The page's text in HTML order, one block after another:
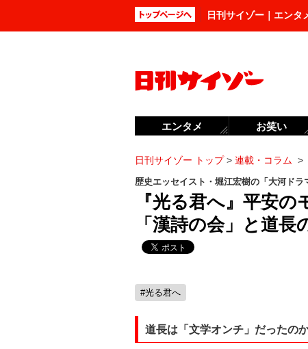
日刊サイゾー｜エンタ
日刊サイゾー トップ> 連載・コラム >
歴史エッセイスト・堀江宏樹の「大河ドラ
『光る君へ』平安
「漢詩の会」と道長
#光る君へ
道長は「文学オンチ」だったの
エンタメ お笑い